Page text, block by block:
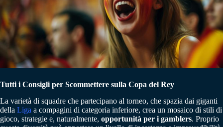
Tutti i Consigli per Scommettere sulla Copa del Rey
La varietà di squadre che partecipano al torneo, che spazia dai giganti
della Liga a compagini di categoria inferiore, crea un mosaico di stili di
gioco, strategie e, naturalmente, opportunità per i gamblers. Proprio